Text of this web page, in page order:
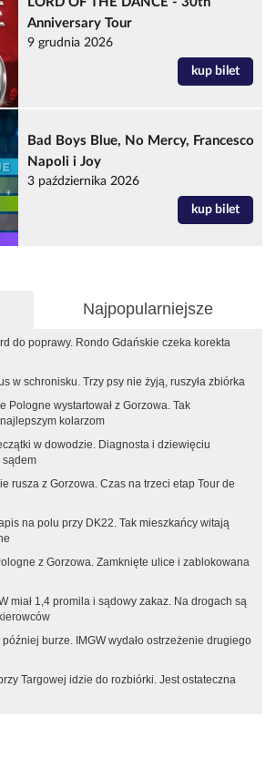
Anniversary Tour
9 grudnia 2026
kup bilet
Bad Boys Blue, No Mercy, Francesco
Napoli i Joy
3 października 2026
kup bilet
Najpopularniejsze
do poprawy. Rondo Gdańskie czeka korekta
w schronisku. Trzy psy nie żyją, ruszyła zbiórka
Pologne wystartował z Gorzowa. Tak
kolarzom
w dowodzie. Diagnosta i dziewięciu
sądem
rusza z Gorzowa. Czas na trzeci etap Tour de
na polu przy DK22. Tak mieszkańcy witają
z Gorzowa. Zamknięte ulice i zablokowana
miał 1,4 promila i sądowy zakaz. Na drogach są
później burze. IMGW wydało ostrzeżenie drugiego
Targowej idzie do rozbiórki. Jest ostateczna